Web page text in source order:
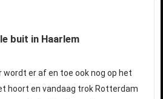
buit in Haarlem
wordt er af en toe ook nog op het
hoort en vandaag trok Rotterdam